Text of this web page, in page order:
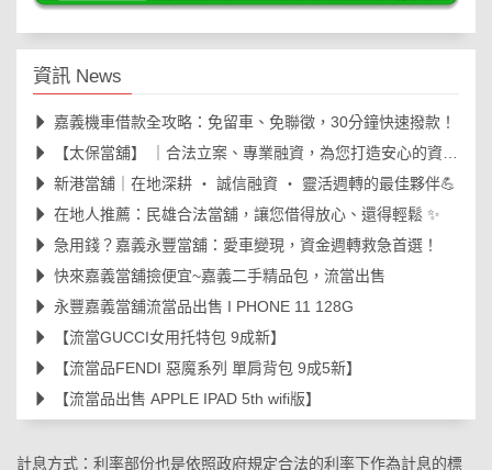
資訊 News
嘉義機車借款全攻略：免留車、免聯徵，30分鐘快速撥款！
【太保當舖】 ｜合法立案、專業融資，為您打造安心的資金周轉後盾🛡️
新港當舖｜在地深耕 ‧ 誠信融資 ‧ 靈活週轉的最佳夥伴💪
在地人推薦：民雄合法當舖，讓您借得放心、還得輕鬆 ✨
急用錢？嘉義永豐當舖：愛車變現，資金週轉救急首選！
快來嘉義當舖撿便宜~嘉義二手精品包，流當出售
永豐嘉義當舖流當品出售 I PHONE 11 128G
【流當GUCCI女用托特包 9成新】
【流當品FENDI 惡魔系列 單肩背包 9成5新】
【流當品出售 APPLE IPAD 5th wifi版】
計息方式：利率部份也是依照政府規定合法的利率下作為計息的標